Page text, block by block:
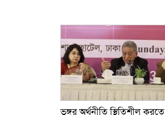
ভঙ্গুর অর্থনীতি স্থিতিশীল করতে